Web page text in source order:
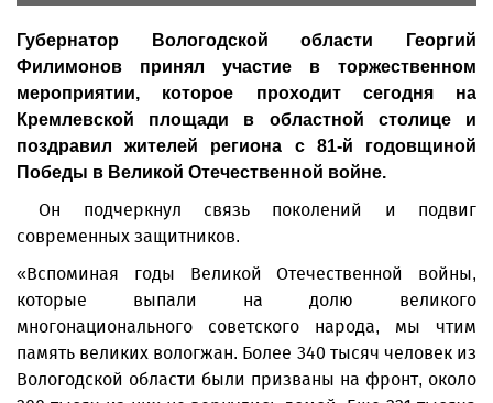
Губернатор Вологодской области Георгий
Филимонов принял участие в торжественном
мероприятии, которое проходит сегодня на
Кремлевской площади в областной столице и
поздравил жителей региона с 81-й годовщиной
Победы в Великой Отечественной войне.
Он подчеркнул связь поколений и подвиг
современных защитников.
«Вспоминая годы Великой Отечественной войны,
которые выпали на долю великого
многонационального советского народа, мы чтим
память великих вологжан. Более 340 тысяч человек из
Вологодской области были призваны на фронт, около